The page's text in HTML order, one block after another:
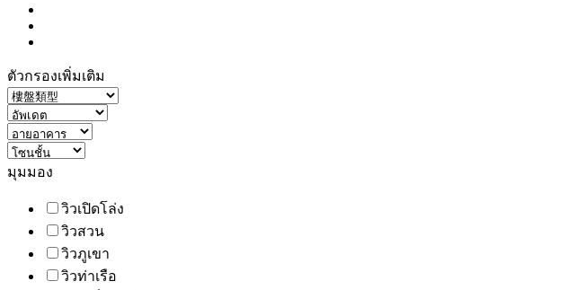
ตัวกรองเพิ่มเติม
มุมมอง
วิวเปิดโล่ง
วิวสวน
วิวภูเขา
วิวท่าเรือ